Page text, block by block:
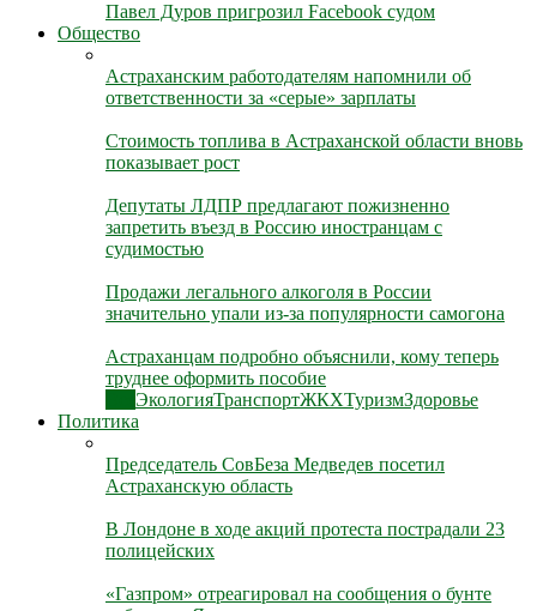
Павел Дуров пригрозил Facebook судом
Общество
Астраханским работодателям напомнили об
ответственности за «серые» зарплаты
Стоимость топлива в Астраханской области вновь
показывает рост
Депутаты ЛДПР предлагают пожизненно
запретить въезд в Россию иностранцам с
судимостью
Продажи легального алкоголя в России
значительно упали из-за популярности самогона
Астраханцам подробно объяснили, кому теперь
труднее оформить пособие
ЭкологияТранспортЖКХТуризмЗдоровье
Политика
Председатель СовБеза Медведев посетил
Астраханскую область
В Лондоне в ходе акций протеста пострадали 23
полицейских
«Газпром» отреагировал на сообщения о бунте